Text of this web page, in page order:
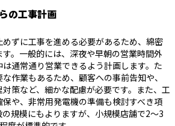
の工事計画
ずに工事を進める必要があるため、綿密
。一般的には、深夜や早朝の営業時間外
通常通り営業できるよう計画します。た
作業もあるため、顧客への事前告知や、
策など、細かな配慮が必要です。また、工
や、非常用発電機の準備も検討すべき項
規模にもよりますが、小規模店舗で2〜3